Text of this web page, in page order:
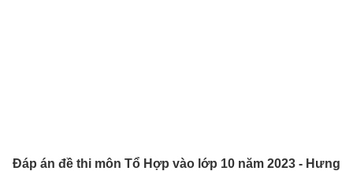
Đáp án đề thi môn Tổ Hợp vào lớp 10 năm 2023 - Hưng